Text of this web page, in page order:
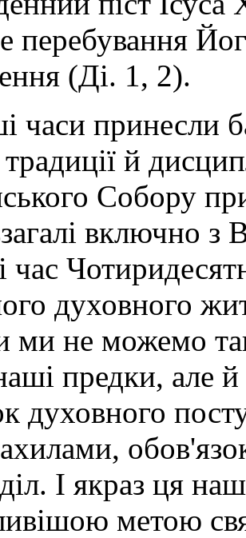
перебування
(Ді. 1, 2).
часи принесли
традиції й
Собору
включно
час
духовного
ми не можемо
предки, але
духовного
І якраз ця
метою